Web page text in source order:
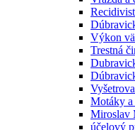
Výkon
Trestná
Motáky a
Miroslav
účelový